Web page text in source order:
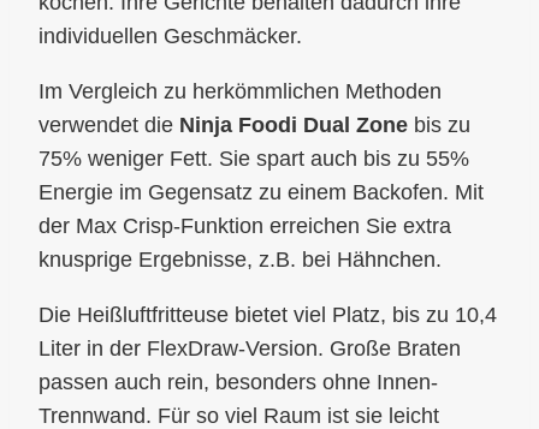
individuellen Geschmäcker.
Im Vergleich zu herkömmlichen Methoden
verwendet die Ninja Foodi Dual Zone bis zu
75% weniger Fett. Sie spart auch bis zu 55%
Energie im Gegensatz zu einem Backofen. Mit
der Max Crisp-Funktion erreichen Sie extra
knusprige Ergebnisse, z.B. bei Hähnchen.
Die Heißluftfritteuse bietet viel Platz, bis zu 10,4
Liter in der FlexDraw-Version. Große Braten
passen auch rein, besonders ohne Innen-
Trennwand. Für so viel Raum ist sie leicht